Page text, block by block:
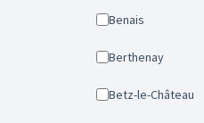
Benais
Berthenay
Betz-le-Château